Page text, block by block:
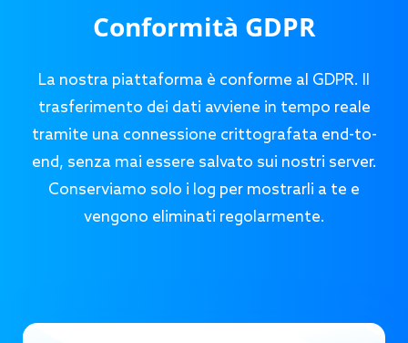
Conformità GDPR
La nostra piattaforma è conforme al GDPR. Il
trasferimento dei dati avviene in tempo reale
tramite una connessione crittografata end-to-
end, senza mai essere salvato sui nostri server.
Conserviamo solo i log per mostrarli a te e
vengono eliminati regolarmente.